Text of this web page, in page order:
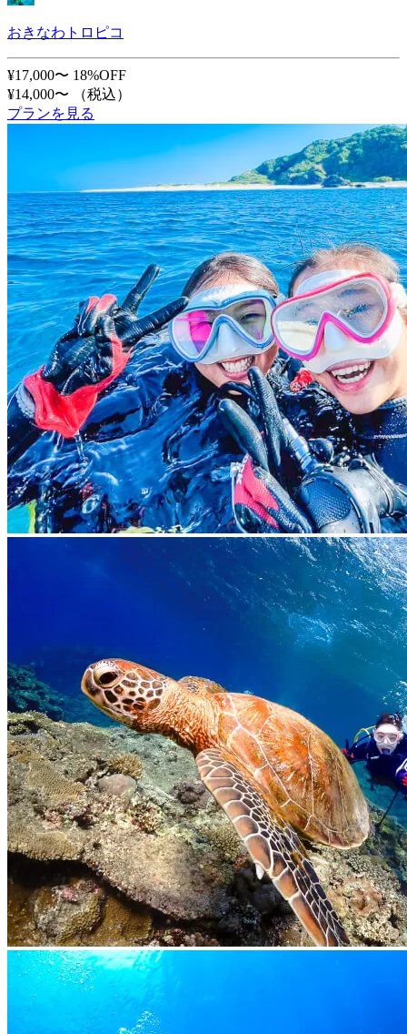
おきなわトロピコ
¥17,000〜 18%OFF
¥14,000〜
（税込）
プランを見る